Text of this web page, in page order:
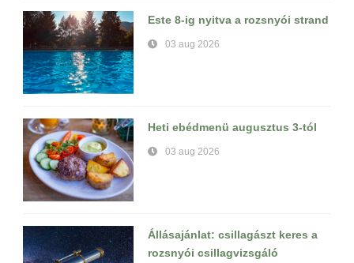
Este 8-ig nyitva a rozsnyói strand
03 aug 2026
Heti ebédmenü augusztus 3-tól
03 aug 2026
Állásajánlat: csillagászt keres a
rozsnyói csillagvizsgáló